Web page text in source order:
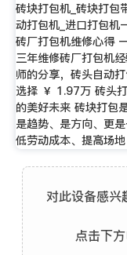
砖块打包机_砖块打包
动打包机_进口打包机
砖厂打包机维修心得
三年维修砖厂打包机
师的分享，砖头自动
选择 ￥ 1.97万 砖头
的美好未来 砖块打包
是趋势、是方向、更
低劳动成本、提高场
对此设备感兴
点击下